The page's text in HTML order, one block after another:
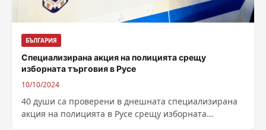
БЪЛГАРИЯ
Специализирана акция на полицията срещу
изборната търговия в Русе
10/10/2024
40 души са проверени в днешната специализирана
акция на полицията в Русе срещу изборната